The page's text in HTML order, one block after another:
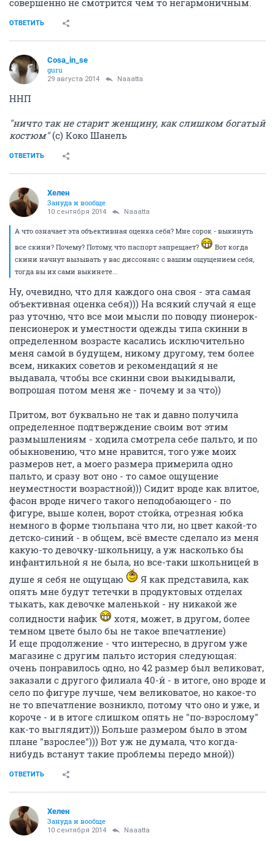
совершенно не смотрится чем то негармоничным.
ОТВЕТИТЬ
Cosa_in_se
guru
29 августа 2014 Naaatta
ННП
"ничто так не старит женщину, как слишком богатый
костюм"(с) Коко Шанель
ОТВЕТИТЬ
Хелен
Зануда и вообще
10 сентября 2014 Naaatta
А что означает эта объективная оценка себя? Мне сорок - выкинуть
все скини? Почему? Потому, что паспорт запрещает?
Вот когда
скини начнут вызывать у вас диссонанс с вашим ощущением себя,
тогда вы их сами выкинете...
Ну, очевидно, что для каждого она своя - эта самая
объективная оценка себя))) На всякий случай я еще
раз уточню, что все мои мысли по поводу пионерок-
пенсионерок и уместности одежды типа скинни в
определенном возрасте касались исключительно
меня самой в будущем, никому другому, тем более
всем, никаких советов и рекомендаций я не
выдавала, чтобы все скинни свои выкидывали,
вопрошая потом меня же - почему и за что))
Притом, вот буквально не так и давно получила
определенное подтверждение своим вот этим
размышлениям - ходила смотрела себе пальто, и по
обыкновению, что мне нравится, того уже моих
размеров нет, а моего размера примерила одно
пальто, и сразу вот оно - то самое ощущение
неуместности возрастной))) Сидит вроде как влитое,
фасон вроде ничего такого неподобающего - по
фигуре, выше колен, ворот стойка, отрезная юбка
немного в форме тюльпана что ли, но цвет какой-то
детско-синий - в общем, всё вместе сделало из меня
какую-то девочку-школьницу, а уж насколько бы
инфантильной я не была, но все-таки школьницей в
душе я себя не ощущаю
Я как представила, как
опять мне будут тетечки в продуктовых отделах
тыкать, как девочке маленькой - ну никакой же
солидности нафик
хотя, может, в другом, более
темном цвете было бы не такое впечатление)
И еще продолжение - что интересно, в другом уже
магазине с другим пальто история следующая:
очень понравилось одно, но 42 размер был великоват,
заказали с другого филиала 40-й - в итоге, оно вроде и
село по фигуре лучше, чем великоватое, но какое-то
не то впечатление возникло, потому что оно и уже, и
короче - и в итоге слишком опять не "по-взрослому"
как-то выглядит))) Больше размером было в этом
плане "взрослее"))) Вот уж не думала, что когда-
нибудь встанут такие проблемы передо мной))
ОТВЕТИТЬ
Хелен
Зануда и вообще
10 сентября 2014 Naaatta